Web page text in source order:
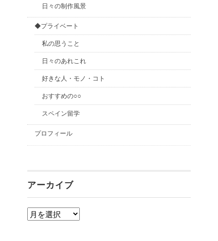
日々の制作風景
◆プライベート
私の思うこと
日々のあれこれ
好きな人・モノ・コト
おすすめの○○
スペイン留学
プロフィール
アーカイブ
ア